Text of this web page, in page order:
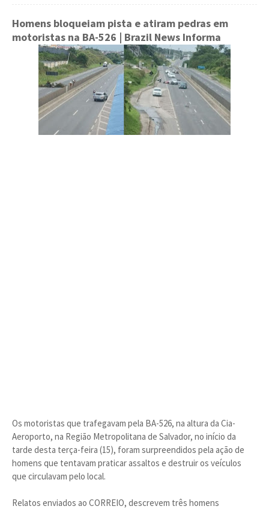
Homens bloqueiam pista e atiram pedras em
motoristas na BA-526 | Brazil News Informa
Os motoristas que trafegavam pela BA-526, na altura da Cia-
Aeroporto, na Região Metropolitana de Salvador, no início da
tarde desta terça-feira (15), foram surpreendidos pela ação de
homens que tentavam praticar assaltos e destruir os veículos
que circulavam pelo local.
Relatos enviados ao CORREIO, descrevem três homens